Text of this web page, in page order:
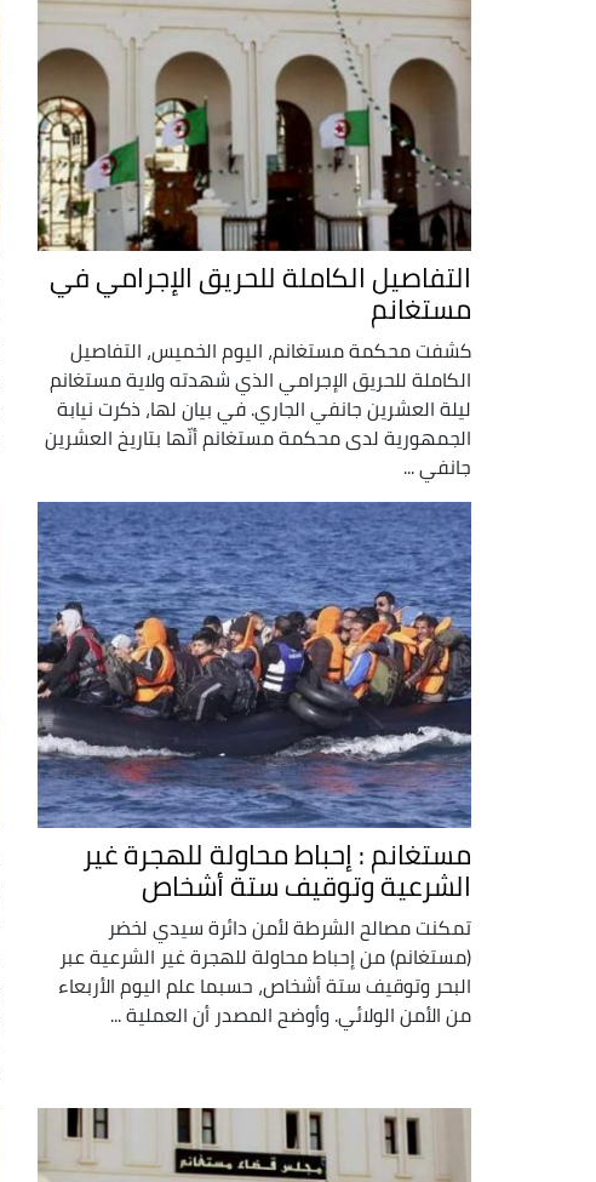
التفاصيل الكاملة للحريق الإجرامي في
مستغانم
كشفت محكمة مستغانم، اليوم الخميس، التفاصيل
الكاملة للحريق الإجرامي الذي شهدته ولاية مستغانم
ليلة العشرين جانفي الجاري. في بيان لها، ذكرت نيابة
الجمهورية لدى محكمة مستغانم أنّها بتاريخ العشرين
جانفي ...
مستغانم : إحباط محاولة للهجرة غير
الشرعية وتوقيف ستة أشخاص
تمكنت مصالح الشرطة لأمن دائرة سيدي لخضر
(مستغانم) من إحباط محاولة للهجرة غير الشرعية عبر
البحر وتوقيف ستة أشخاص، حسبما علم اليوم الأربعاء
من الأمن الولائي. وأوضح المصدر أن العملية ...